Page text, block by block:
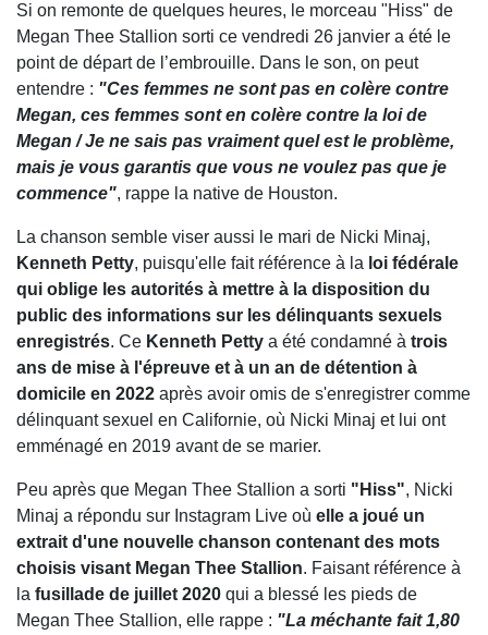
Si on remonte de quelques heures, le morceau "Hiss" de
Megan Thee Stallion sorti ce vendredi 26 janvier a été le
point de départ de l’embrouille. Dans le son, on peut
entendre : "Ces femmes ne sont pas en colère contre
Megan, ces femmes sont en colère contre la loi de
Megan / Je ne sais pas vraiment quel est le problème,
mais je vous garantis que vous ne voulez pas que je
commence", rappe la native de Houston.
La chanson semble viser aussi le mari de Nicki Minaj,
Kenneth Petty, puisqu'elle fait référence à la loi fédérale
qui oblige les autorités à mettre à la disposition du
public des informations sur les délinquants sexuels
enregistrés. Ce Kenneth Petty a été condamné à trois
ans de mise à l'épreuve et à un an de détention à
domicile en 2022 après avoir omis de s'enregistrer comme
délinquant sexuel en Californie, où Nicki Minaj et lui ont
emménagé en 2019 avant de se marier.
Peu après que Megan Thee Stallion a sorti "Hiss", Nicki
Minaj a répondu sur Instagram Live où elle a joué un
extrait d'une nouvelle chanson contenant des mots
choisis visant Megan Thee Stallion. Faisant référence à
la fusillade de juillet 2020 qui a blessé les pieds de
Megan Thee Stallion, elle rappe : "La méchante fait 1,80